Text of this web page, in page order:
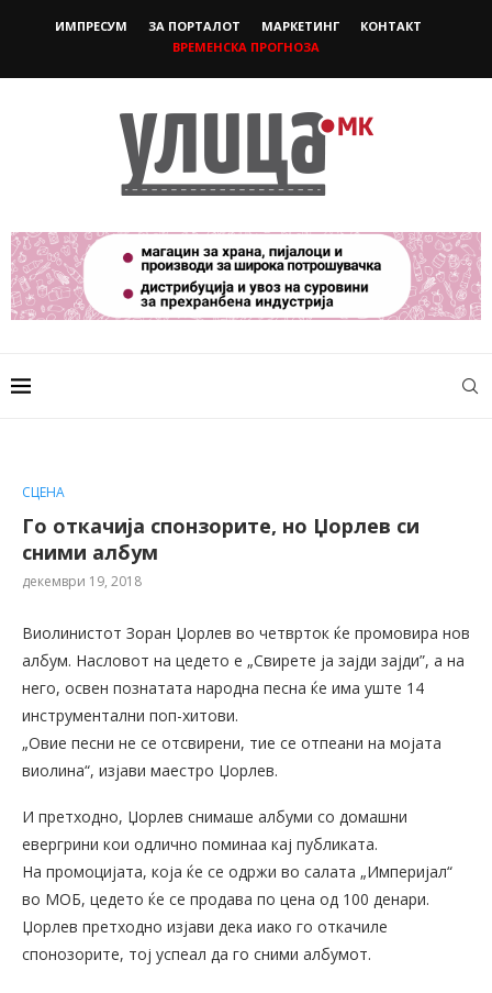
ИМПРЕСУМ ЗА ПОРТАЛОТ МАРКЕТИНГ
КОНТАКТ
ВРЕМЕНСКА ПРОГНОЗА
СЦЕНА
Го откачија спонзорите, но Џорлев си
сними албум
декември 19, 2018
Виолинистот Зоран Џорлев во четврток ќе промовира нов
албум. Насловот на цедето е „Свирете ја зајди зајди”, а на
него, освен познатата народна песна ќе има уште 14
инструментални поп-хитови.
„Овие песни не се отсвирени, тие се отпеани на мојата
виолина“, изјави маестро Џорлев.
И претходно, Џорлев снимаше албуми со домашни
евергрини кои одлично поминаа кај публиката.
На промоцијата, која ќе се одржи во салата „Империјал“
во МОБ, цедето ќе се продава по цена од 100 денари.
Џорлев претходно изјави дека иако го откачиле
спонозорите, тој успеал да го сними албумот.